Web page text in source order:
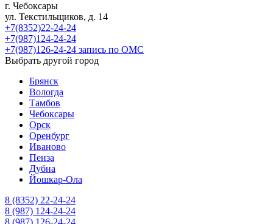
г. Чебоксары
ул. Текстильщиков, д. 14
+7(8352)22-24-24
+7(987)124-24-24
+7(987)126-24-24 запись по ОМС
Выбрать другой город
Брянск
Вологда
Тамбов
Чебоксары
Орск
Оренбург
Иваново
Пенза
Дубна
Йошкар-Ола
8 (8352) 22-24-24
8 (987) 124-24-24
8 (987) 126-24-24